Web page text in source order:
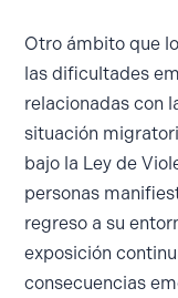
Otro ámbito que
las dificultades
relacionadas con
situación
bajo la Ley de
personas
regreso a su
exposición
consecuencias